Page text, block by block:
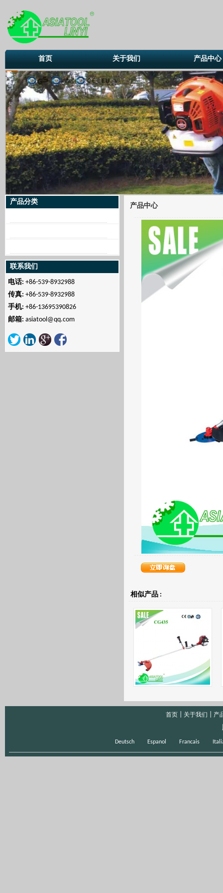
首页 关于我们 产品中心
产品分类
联系我们
电话: +86-539-8932988
传真: +86-539-8932988
手机: +86-13695390826
邮箱: asiatool@qq.com
产品中心
相似产品 :
首页 |关于我们 |产
Deutsch Espanol Francais